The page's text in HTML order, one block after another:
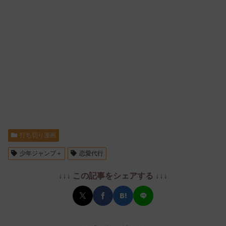
打ち切り漫画
少年ジャンプ＋ 恋愛代行
↓↓↓ この記事をシェアする ↓↓↓